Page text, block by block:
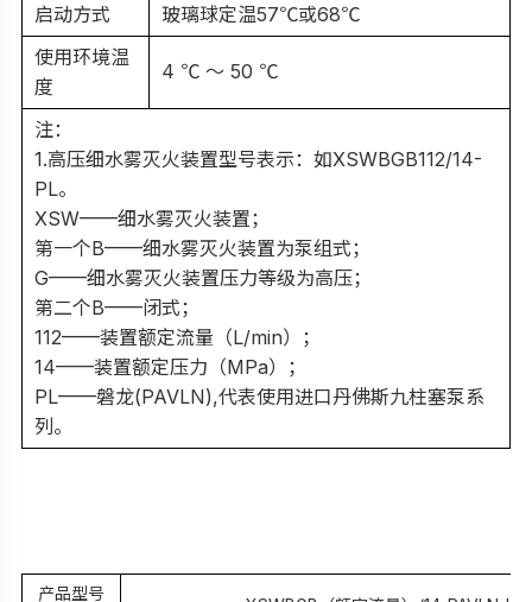
启动方式
玻璃球定温57℃或68℃
使用环境温
度
4 ℃ ～ 50 ℃
注：
1.高压细水雾灭火装置型号表示：如XSWBGB112/14-
PL。
XSW——细水雾灭火装置；
第一个B——细水雾灭火装置为泵组式；
G——细水雾灭火装置压力等级为高压；
第二个B——闭式；
112——装置额定流量（L/min）；
14——装置额定压力（MPa）；
PL——磐龙(PAVLN),代表使用进口丹佛斯九柱塞泵系
列。
产品型号